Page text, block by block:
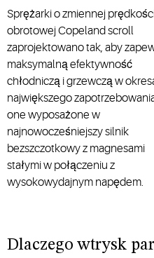
zaprojektowane
tak, aby
zapewnić
efektywność
i
niezawodność,
zarówno
w
nowych
budynkach,
jak i przy
i
pod
i
Sprężarki o zmiennej
obrotowej Copeland scroll
zaprojektowano tak, aby
maksymalną efektywność
chłodniczą i grzewczą w
największego
one wyposażone w
najnowocześniejszy silnik
bezszczotkowy z magnesami
stałymi w połączeniu z
wysokowydajnym napędem.
Dlaczego wtrysk